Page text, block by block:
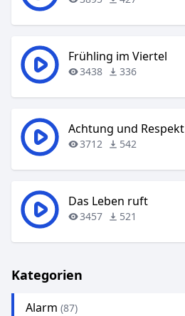
Frühling im Viertel
3438 336
Achtung und Respekt
3712 542
Das Leben ruft
3457 521
Kategorien
Alarm (87)